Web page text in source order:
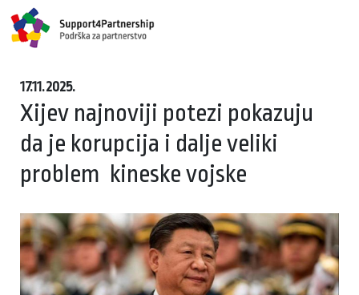
17.11.2025.
Xijev najnoviji potezi pokazuju
da je korupcija i dalje veliki
problem kineske vojske